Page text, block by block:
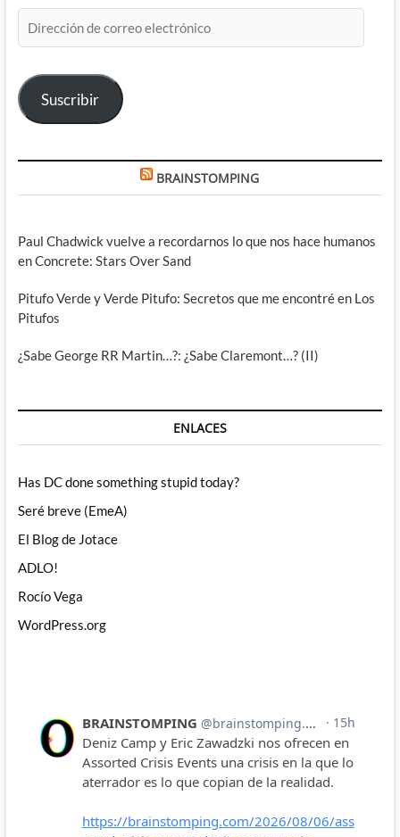
de
electrónico
Suscribir
BRAINSTOMPING
Paul Chadwick vuelve a recordarnos lo que nos hace humanos
en Concrete: Stars Over Sand
Pitufo Verde y Verde Pitufo: Secretos que me encontré en Los
Pitufos
¿Sabe George RR Martin…?: ¿Sabe Claremont…? (II)
ENLACES
Has DC done something stupid today?
Seré breve (EmeA)
El Blog de Jotace
ADLO!
Rocío Vega
WordPress.org